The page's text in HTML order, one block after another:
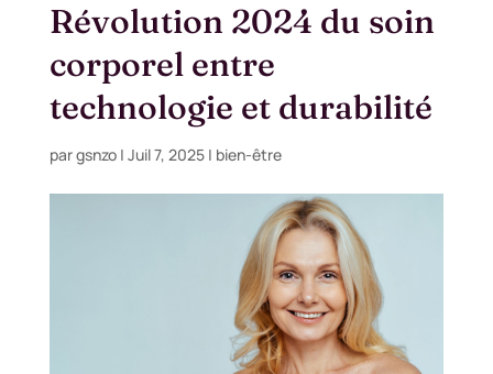
Révolution 2024 du soin
corporel entre
technologie et durabilité
pargsnzo| Juil 7, 2025| bien-être